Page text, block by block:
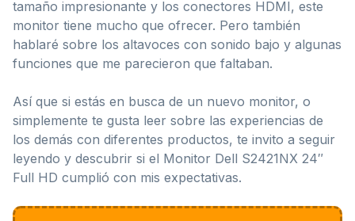
tamaño impresionante y los conectores HDMI, este
monitor tiene mucho que ofrecer. Pero también
hablaré sobre los altavoces con sonido bajo y algunas
funciones que me parecieron que faltaban.
Así que si estás en busca de un nuevo monitor, o
simplemente te gusta leer sobre las experiencias de
los demás con diferentes productos, te invito a seguir
leyendo y descubrir si el Monitor Dell S2421NX 24″
Full HD cumplió con mis expectativas.